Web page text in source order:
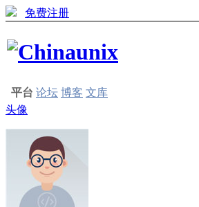
免费注册
平台 论坛 博客 文库
头像